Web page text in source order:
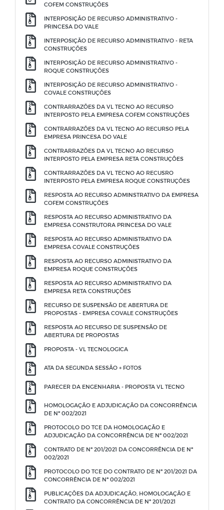
COFEM CONSTRUÇÕES
INTERPOSIÇÃO DE RECURSO ADMINISTRATIVO -
PRINCESA DO VALE
INTERPOSIÇÃO DE RECURSO ADMINISTRATIVO - RETA
CONSTRUÇÕES
INTERPOSIÇÃO DE RECURSO ADMINISTRATIVO -
ROQUE CONSTRUÇÕES
INTERPOSIÇÃO DE RECURSO ADMINISTRATIVO -
COVALE CONSTRUÇÕES
CONTRARRAZÕES DA VL TECNO AO RECURSO
INTERPOSTO PELA EMPRESA COFEM CONSTRUÇÕES
CONTRARRAZÕES DA VL TECNO AO RECURSO PELA
EMPRESA PRINCESA DO VALE
CONTRARRAZÕES DA VL TECNO AO RECURSO
INTERPOSTO PELA EMPRESA RETA CONSTRUÇÕES
CONTRARRAZÕES DA VL TECNO AO RECUSRO
INTERPOSTO PELA EMPRESA ROQUE CONSTRUÇÕES
RESPOSTA AO RECURSO ADMINSTRATIVO DA EMPRESA
COFEM CONSTRUÇÕES
RESPOSTA AO RECURSO ADMINISTRATIVO DA
EMPRESA CONSTRUTORA PRINCESA DO VALE
RESPOSTA AO RECURSO ADMINISTRATIVO DA
EMPRESA COVALE CONSTRUÇÕES
RESPOSTA AO RECURSO ADMINISTRATIVO DA
EMPRESA ROQUE CONSTRUÇÕES
RESPOSTA AO RECURSO ADMINISTRATIVO DA
EMPRESA RETA CONSTRUÇÕES
RECURSO DE SUSPENSÃO DE ABERTURA DE
PROPOSTAS - EMPRESA COVALE CONSTRUÇÕES
RESPOSTA AO RECURSO DE SUSPENSÃO DE
ABERTURA DE PROPOSTAS
PROPOSTA - VL TECNOLOGICA
ATA DA SEGUNDA SESSÃO + FOTOS
PARECER DA ENGENHARIA - PROPOSTA VL TECNO
HOMOLOGAÇÃO E ADJUDICAÇÃO DA CONCORRÊNCIA
DE Nº 002/2021
PROTOCOLO DO TCE DA HOMOLOGAÇÃO E
ADJUDICAÇÃO DA CONCORRÊNCIA DE Nº 002/2021
CONTRATO DE Nº 201/2021 DA CONCORRÊNCIA DE Nº
002/2021
PROTOCOLO DO TCE DO CONTRATO DE Nº 201/2021 DA
CONCORRÊNCIA DE Nº 002/2021
PUBLICAÇÕES DA ADJUDICAÇÃO, HOMOLOGAÇÃO E
CONTRATO DA CONCORRÊNCIA DE Nº 201/2021